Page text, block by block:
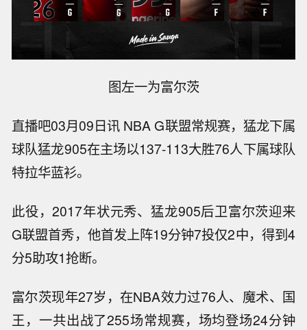
图左一为富尔茨
直播吧03月09日讯 NBA G联盟常规赛，猛龙下属
球队猛龙905在主场以137-113大胜76人下属球队
特拉华蓝衫。
此役，2017年状元秀、猛龙905后卫富尔茨迎来
G联盟首秀，他首发上阵19分钟7投仅2中，得到4
分5助攻1抢断。
富尔茨现年27岁，在NBA效力过76人、魔术、国
王，一共出战了255场常规赛，场均登场24分钟